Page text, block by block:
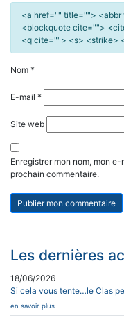
<a href="" title="">
<blockquote cite="">
<q cite=""> <s> <strike>
Nom *
E-mail *
Site web
Enregistrer mon nom, mon
prochain commentaire.
Les dernières
18/06/2026
Si cela vous tente…le Clas
en savoir plus